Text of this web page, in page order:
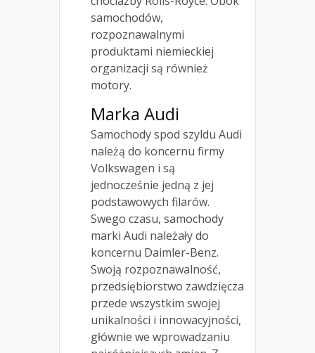
samochodów,
rozpoznawalnymi
produktami niemieckiej
organizacji są również
motory.
Marka Audi
Samochody spod szyldu Audi
należą do koncernu firmy
Volkswagen i są
jednocześnie jedną z jej
podstawowych filarów.
Swego czasu, samochody
marki Audi należały do
koncernu Daimler-Benz.
Swoją rozpoznawalność,
przedsiębiorstwo zawdzięcza
przede wszystkim swojej
unikalności i innowacyjności,
głównie we wprowadzaniu